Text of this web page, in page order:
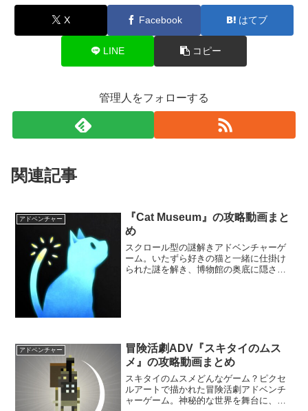
X Facebook はてブ
LINE コピー
管理人をフォローする
関連記事
アドベンチャー
『Cat Museum』の攻略動画まと
め
スクロール型の謎解きアドベンチャーゲ
ーム。いたずら好きの猫と一緒に仕掛け
られた謎を解き、博物館の奥底に隠され
アドベンチャー
冒険活劇ADV『スキタイのムス
メ』の攻略動画まとめ
スキタイのムスメどんなゲーム？ピクセ
ルアートで描かれた冒険活劇アドベンチ
ャーゲーム。神秘的な世界を舞台に、謎